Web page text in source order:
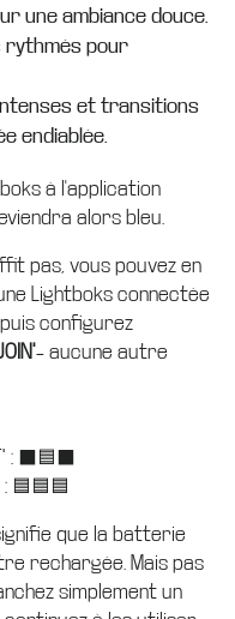
une ambiance douce.
rythmés pour
et transitions
endiablée.
à l'application
alors bleu.
pas, vous pouvez en
Lightboks connectée
configurez
– aucune autre
: ⬛️🟦⬛️
🟦🟦🟦
que la batterie
rechargée. Mais pas
simplement un